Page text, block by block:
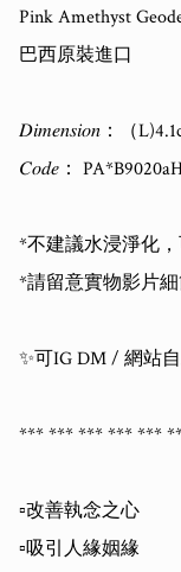
Pink Amethyst
巴西原裝進口
𝐷𝑖𝑚𝑒𝑛𝑠𝑖𝑜𝑛：（
𝐶𝑜𝑑𝑒：
*不建議水浸淨化
*請留意實物影片
✨可IG DM / 網站
*** *** *** *** ***
▫️改善執念之心
▫️吸引人緣姻緣